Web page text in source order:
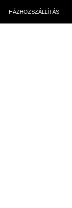
HÁZHOZSZÁLLÍTÁS